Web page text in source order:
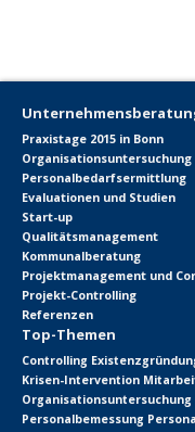
Praxistage 2015 in Bonn
Organisationsuntersuchung
Personalbedarfsermittlung
Evaluationen und Studien
Start-up
Qualitätsmanagement
Kommunalberatung
Projektmanagement und
Projekt-Controlling
Referenzen
Top-Themen
Controlling
Krisen-Intervention
Organisationsuntersuchung
Personalbemessung